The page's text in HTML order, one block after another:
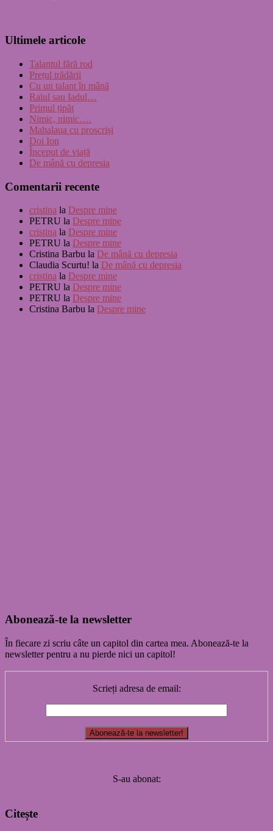
Ultimele articole
Talantul fără rod
Prețul trădării
Cu un talant în mână
Raiul sau Iadul…
Primul țipăt
Nimic, nimic….
Mahalaua cu proscriși
Doi Ion
Început de viață
De mână cu depresia
Comentarii recente
cristina la Despre mine
PETRU la Despre mine
cristina la Despre mine
PETRU la Despre mine
Cristina Barbu la De mână cu depresia
Claudia Scurtu! la De mână cu depresia
cristina la Despre mine
PETRU la Despre mine
PETRU la Despre mine
Cristina Barbu la Despre mine
Abonează-te la newsletter
În fiecare zi scriu câte un capitol din cartea mea. Abonează-te la
newsletter pentru a nu pierde nici un capitol!
Scrieți adresa de email:
S-au abonat:
Citește